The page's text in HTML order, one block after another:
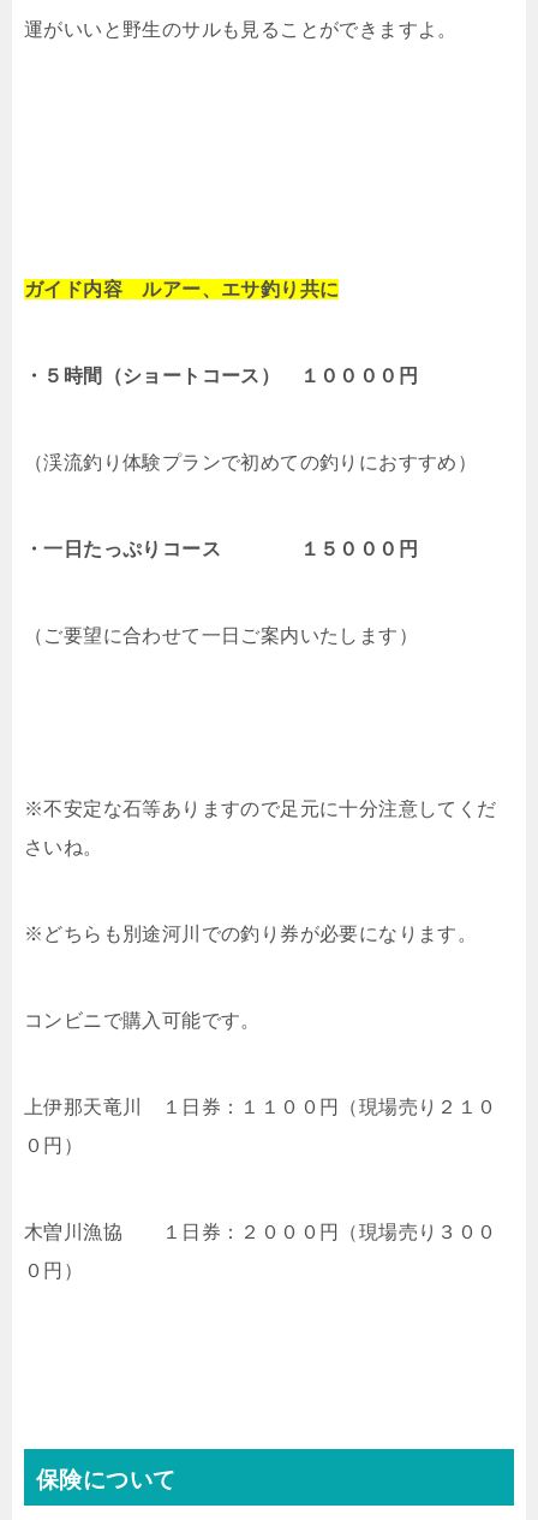
運がいいと野生のサルも見ることができますよ。
ガイド内容 ルアー、エサ釣り共に
・５時間（ショートコース） １００００円
（渓流釣り体験プランで初めての釣りにおすすめ）
・一日たっぷりコース １５０００円
（ご要望に合わせて一日ご案内いたします）
※不安定な石等ありますので足元に十分注意してくだ
さいね。
※どちらも別途河川での釣り券が必要になります。
コンビニで購入可能です。
上伊那天竜川 １日券：１１００円（現場売り２１０
０円）
木曽川漁協 １日券：２０００円（現場売り３００
０円）
保険について